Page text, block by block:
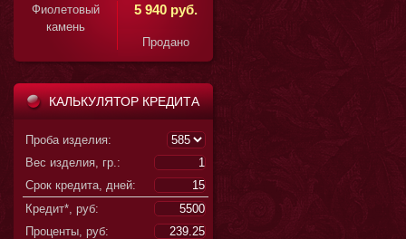
Фиолетовый
5 940 руб.
850 руб.
КАЛЬКУЛЯТОР КРЕДИТА
Проба изделия:
Вес изделия, гр.:
Срок кредита, дней:
Кредит*, руб:
Проценты, руб: